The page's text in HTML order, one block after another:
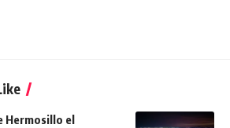
Hermosillo el